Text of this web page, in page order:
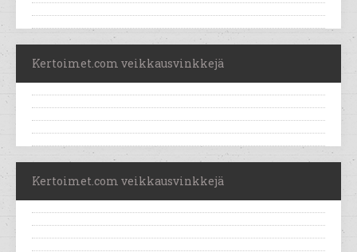
Kertoimet.com veikkausvinkkejä
Kertoimet.com veikkausvinkkejä